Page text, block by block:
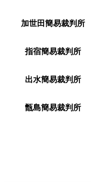
加世田簡易裁判所
指宿簡易裁判所
出水簡易裁判所
甑島簡易裁判所